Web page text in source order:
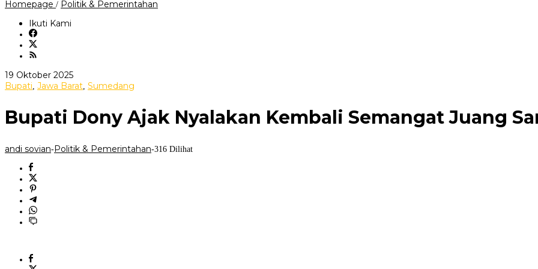
Homepage / Politik & Pemerintahan
Ikuti Kami
19 Oktober 2025oleh
andi
Bupati, Jawa Barat, Sumedang
Bupati Dony Ajak Nyalakan Kembali Semangat Juang
andi sovian-Politik & Pemerintahan-316 Dilihat